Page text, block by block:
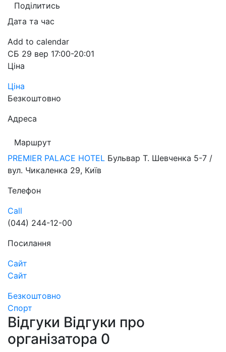
Поділитись
Дата та час
Add to calendar
СБ 29 вер 17:00-20:01
Ціна
Ціна
Безкоштовно
Адреса
Маршрут
PREMIER PALACE HOTEL Бульвар Т. Шевченка 5-7 /
вул. Чикаленка 29, Київ
Телефон
Call
(044) 244-12-00
Посилання
Сайт
Сайт
Безкоштовно
Спорт
Відгуки Відгуки про
організатора 0